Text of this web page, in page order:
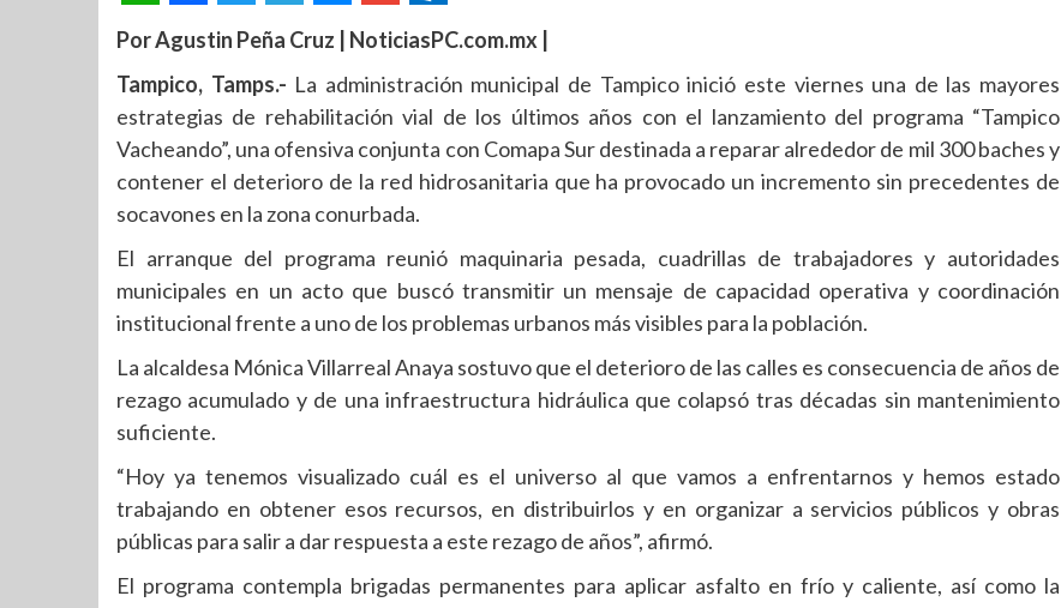
Por Agustin Peña Cruz | NoticiasPC.com.mx |
Tampico, Tamps.- La administración municipal de Tampico inició este viernes una de las mayores
estrategias de rehabilitación vial de los últimos años con el lanzamiento del programa “Tampico
Vacheando”, una ofensiva conjunta con Comapa Sur destinada a reparar alrededor de mil 300 baches y
contener el deterioro de la red hidrosanitaria que ha provocado un incremento sin precedentes de
socavones en la zona conurbada.
El arranque del programa reunió maquinaria pesada, cuadrillas de trabajadores y autoridades
municipales en un acto que buscó transmitir un mensaje de capacidad operativa y coordinación
institucional frente a uno de los problemas urbanos más visibles para la población.
La alcaldesa Mónica Villarreal Anaya sostuvo que el deterioro de las calles es consecuencia de años de
rezago acumulado y de una infraestructura hidráulica que colapsó tras décadas sin mantenimiento
suficiente.
“Hoy ya tenemos visualizado cuál es el universo al que vamos a enfrentarnos y hemos estado
trabajando en obtener esos recursos, en distribuirlos y en organizar a servicios públicos y obras
públicas para salir a dar respuesta a este rezago de años”, afirmó.
El programa contempla brigadas permanentes para aplicar asfalto en frío y caliente, así como la